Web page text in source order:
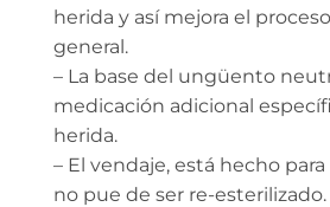
herida y así mejora el
general.
– La base del ungüento
medicación adicional
herida.
– El vendaje, está hecho
no pue de ser re-esterilizado.